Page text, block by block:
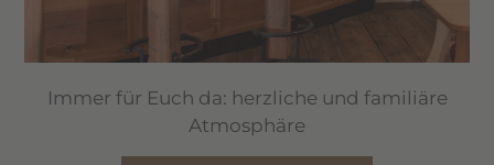
Immer für Euch da: herzliche und familiäre
Atmosphäre